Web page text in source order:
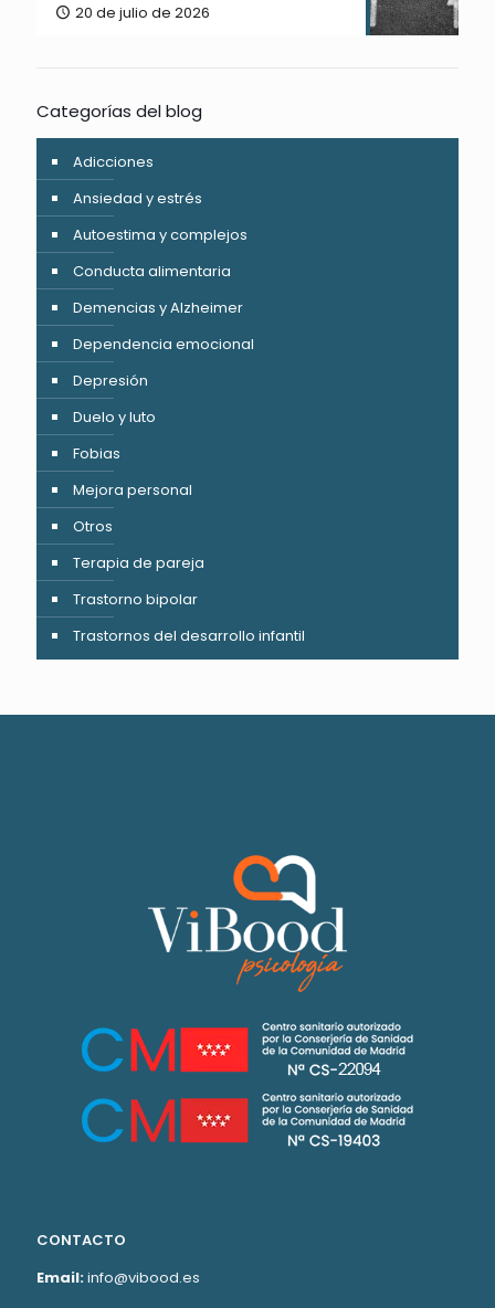
20 de julio de 2026
Categorías del blog
Adicciones
Ansiedad y estrés
Autoestima y complejos
Conducta alimentaria
Demencias y Alzheimer
Dependencia emocional
Depresión
Duelo y luto
Fobias
Mejora personal
Otros
Terapia de pareja
Trastorno bipolar
Trastornos del desarrollo infantil
CONTACTO
Email:info@vibood.es